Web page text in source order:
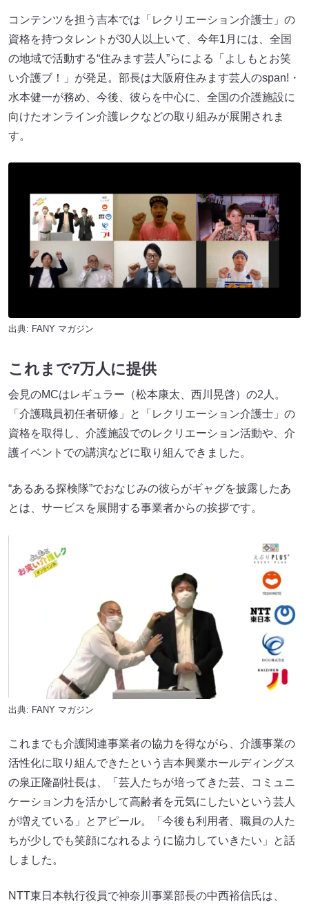
コンテンツを担う吉本では「レクリエーション介護士」の
資格を持つタレントが30人以上いて、今年1月には、全国
の地域で活動する“住みます芸人”らによる「よしもとお笑
い介護ブ！」が発足。部長は大阪府住みます芸人のspan!・
水本健一が務め、今後、彼らを中心に、全国の介護施設に
向けたオンライン介護レクなどの取り組みが展開されま
す。
出典: FANY マガジン
これまで7万人に提供
会見のMCはレギュラー（松本康太、西川晃啓）の2人。
「介護職員初任者研修」と「レクリエーション介護士」の
資格を取得し、介護施設でのレクリエーション活動や、介
護イベントでの講演などに取り組んできました。
“あるある探検隊”でおなじみの彼らがギャグを披露したあ
とは、サービスを展開する事業者からの挨拶です。
出典: FANY マガジン
これまでも介護関連事業者の協力を得ながら、介護事業の
活性化に取り組んできたという吉本興業ホールディングス
の泉正隆副社長は、「芸人たちが培ってきた芸、コミュニ
ケーション力を活かして高齢者を元気にしたいという芸人
が増えている」とアピール。「今後も利用者、職員の人た
ちが少しでも笑顔になれるように協力していきたい」と話
しました。
NTT東日本執行役員で神奈川事業部長の中西裕信氏は、